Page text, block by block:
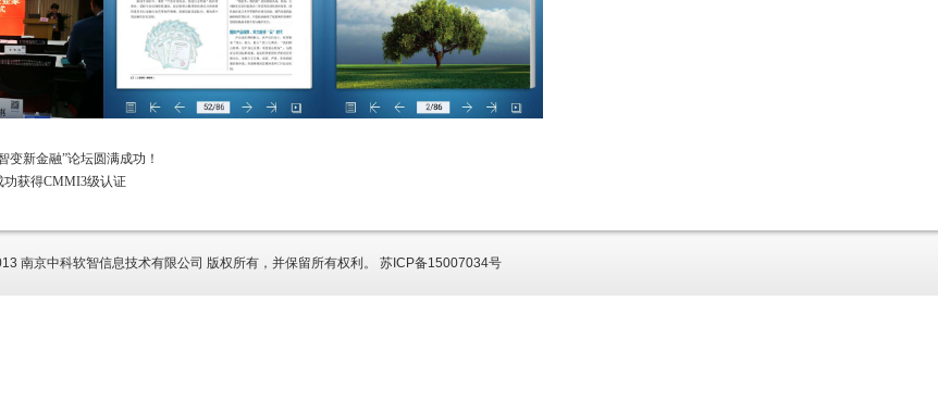
变新金融”论坛圆满成功！
功获得CMMI3级认证
南京中科软智信息技术有限公司 版权所有，并保留所有权利。 苏ICP备15007034号